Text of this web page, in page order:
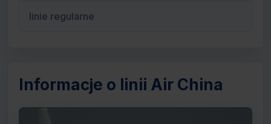
linie regularne
Informacje o linii Air China